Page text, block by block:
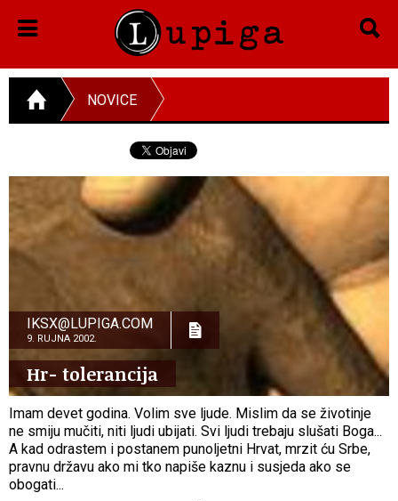
NOVICE
IKSX@LUPIGA.COM
9. RUJNA 2002.
Hr- tolerancija
Imam devet godina. Volim sve ljude. Mislim da se životinje
ne smiju mučiti, niti ljudi ubijati. Svi ljudi trebaju slušati Boga...
A kad odrastem i postanem punoljetni Hrvat, mrzit ću Srbe,
pravnu državu ako mi tko napiše kaznu i susjeda ako se
obogati...